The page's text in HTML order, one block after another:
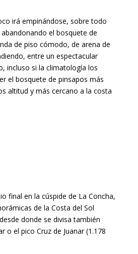
irá empinándose, sobre todo
el bosquete de
de piso cómodo, de arena de
entre un espectacular
incluso si la climatología los
el bosquete de pinsapos más
altitud y más cercano a la costa
final en la cúspide de La Concha,
de la Costa del Sol
donde se divisa también
o el pico Cruz de Juanar (1.178